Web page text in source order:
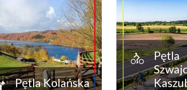
Pętla Kolańska
Pętla